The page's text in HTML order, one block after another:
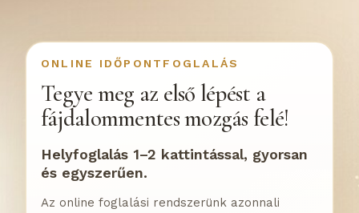
ONLINE IDŐPONTFOGLALÁS
Tegye meg az első lépést a
fájdalommentes mozgás felé!
Helyfoglalás 1–2 kattintással, gyorsan
és egyszerűen.
Az online foglalási rendszerünk azonnali